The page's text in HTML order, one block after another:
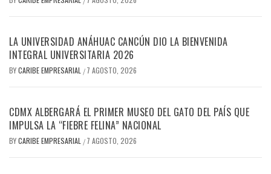
LA UNIVERSIDAD ANÁHUAC CANCÚN DIO LA BIENVENIDA
INTEGRAL UNIVERSITARIA 2026
BYCARIBE EMPRESARIAL / 7 AGOSTO, 2026
CDMX ALBERGARÁ EL PRIMER MUSEO DEL GATO DEL PAÍS QUE
IMPULSA LA “FIEBRE FELINA” NACIONAL
BYCARIBE EMPRESARIAL / 7 AGOSTO, 2026